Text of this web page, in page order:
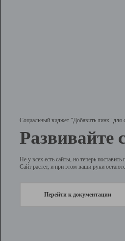
Социальный виджет "Добавить линк" для
Развивайте
Не у всех есть сайты, но теперь
Сайт растет, и при этом ваши руки
Перейти к документации